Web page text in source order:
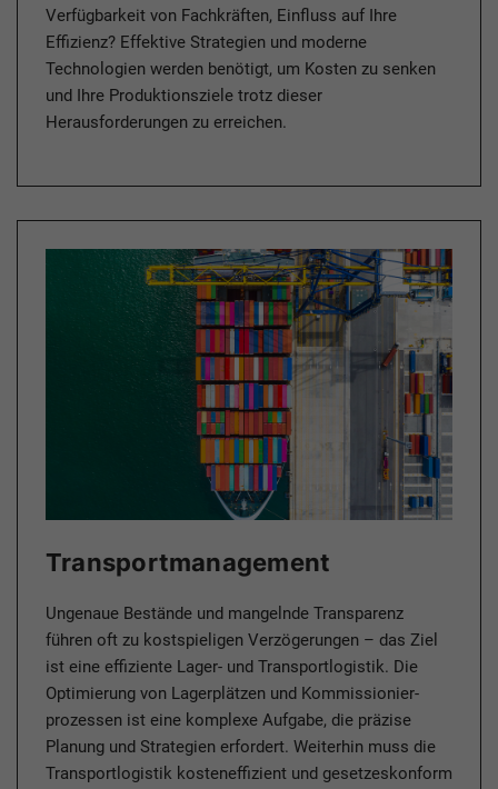
Verfügbarkeit von Fachkräften, Einfluss auf Ihre
Effizienz? Effektive Strategien und moderne
Technologien werden benötigt, um Kosten zu senken
und Ihre Produktionsziele trotz dieser
Herausforderungen zu erreichen.
Transport­management
Ungenaue Bestände und mangelnde Transparenz
führen oft zu kostspieligen Verzögerungen – das Ziel
ist eine effiziente Lager- und Transportlogistik. Die
Optimierung von Lagerplätzen und Kommissionier­
prozessen ist eine komplexe Aufgabe, die präzise
Planung und Strategien erfordert. Weiterhin muss die
Transportlogistik kosteneffizient und gesetzeskonform